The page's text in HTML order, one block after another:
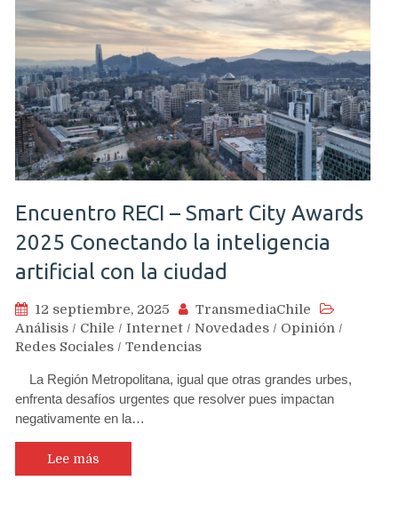
Encuentro RECI – Smart City Awards
2025 Conectando la inteligencia
artificial con la ciudad
12 septiembre, 2025
TransmediaChile
Análisis / Chile / Internet / Novedades / Opinión /
Redes Sociales / Tendencias
La Región Metropolitana, igual que otras grandes urbes,
enfrenta desafíos urgentes que resolver pues impactan
negativamente en la…
Lee más